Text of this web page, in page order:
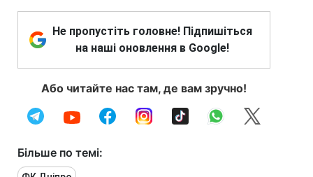
Не пропустіть головне! Підпишіться
на наші оновлення в Google!
Або читайте нас там, де вам зручно!
Більше по темі: